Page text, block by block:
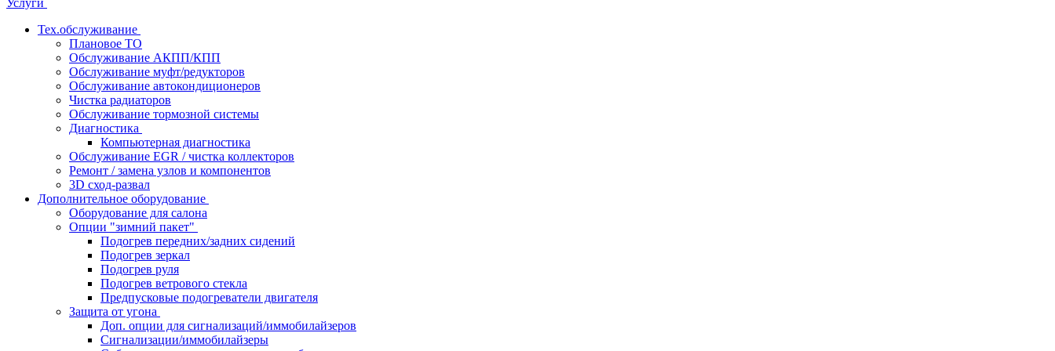
Услуги
Тех.обслуживание
Плановое ТО
Обслуживание АКПП/КПП
Обслуживание муфт/редукторов
Обслуживание автокондиционеров
Чистка радиаторов
Обслуживание тормозной системы
Диагностика
Компьютерная диагностика
Обслуживание EGR / чистка коллекторов
Ремонт / замена узлов и компонентов
3D сход-развал
Дополнительное оборудование
Оборудование для салона
Опции "зимний пакет"
Подогрев передних/задних сидений
Подогрев зеркал
Подогрев руля
Подогрев ветрового стекла
Предпусковые подогреватели двигателя
Защита от угона
Доп. опции для сигнализаций/иммобилайзеров
Сигнализации/иммобилайзеры